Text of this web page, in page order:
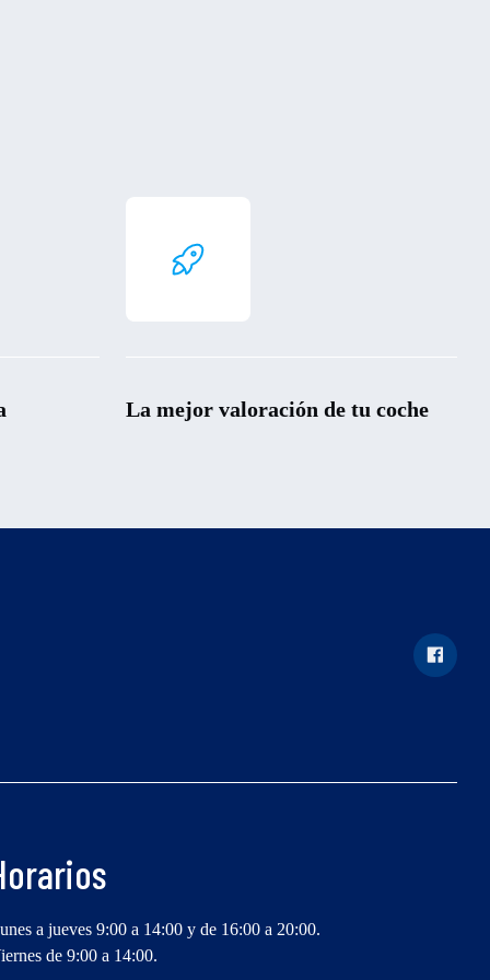
La mejor valoración de tu coche
a jueves 9:00 a 14:00 y de 16:00 a 20:00.
de 9:00 a 14:00.